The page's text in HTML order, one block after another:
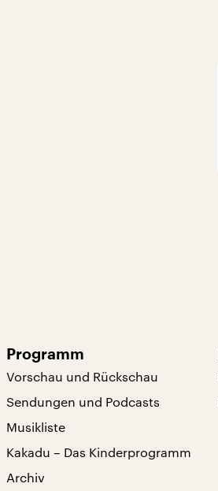
Programm
Vorschau und Rückschau
Sendungen und Podcasts
Musikliste
Kakadu – Das Kinderprogramm
Archiv